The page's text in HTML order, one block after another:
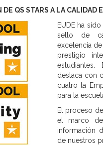
QS STARS A LA CALIDAD
EUDE ha
sello de
excelencia
prestigio
destaca con
cuatro la
para la
El proceso
el marco
información
de nuestros